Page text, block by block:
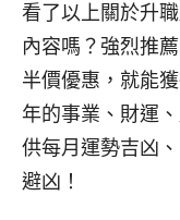
看了以上關於升
內容嗎？強烈推
半價優惠，就能
年的事業、財運
供每月運勢吉凶
避凶！